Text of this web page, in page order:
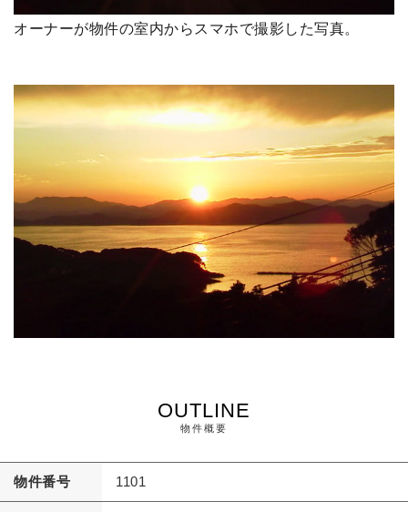
オーナーが物件の室内からスマホで撮影した写真。
OUTLINE
物件概要
物件番号 1101